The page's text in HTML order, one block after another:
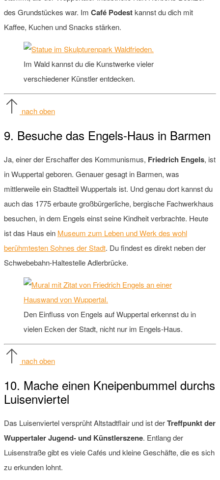
des Grundstückes war. Im Café Podestkannst du dich mit
Kaffee, Kuchen und Snacks stärken.
Im Wald kannst du die Kunstwerke vieler
verschiedener Künstler entdecken.
nach oben
9. Besuche das Engels-Haus in Barmen
Ja, einer der Erschaffer des Kommunismus, Friedrich Engels, ist
in Wuppertal geboren. Genauer gesagt in Barmen, was
mittlerweile ein Stadtteil Wuppertals ist. Und genau dort kannst du
auch das 1775 erbaute großbürgerliche, bergische Fachwerkhaus
besuchen, in dem Engels einst seine Kindheit verbrachte. Heute
ist das Haus ein Museum zum Leben und Werk des wohl
berühmtesten Sohnes der Stadt. Du findest es direkt neben der
Schwebebahn-Haltestelle Adlerbrücke.
Den Einfluss von Engels auf Wuppertal erkennst du in
vielen Ecken der Stadt, nicht nur im Engels-Haus.
nach oben
10. Mache einen Kneipenbummel durchs
Luisenviertel
Das Luisenviertel versprüht Altstadtflair und ist derTreffpunkt der
Wuppertaler Jugend- und Künstlerszene. Entlang der
Luisenstraße gibt es viele Cafés und kleine Geschäfte, die es sich
zu erkunden lohnt.